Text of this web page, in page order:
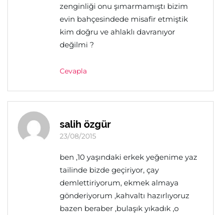
zenginliği onu şımarmamıştı bizim
evin bahçesindede misafir etmiştik
kim doğru ve ahlaklı davranıyor
değilmi ?
Cevapla
salih özgür
23/08/2015
ben ,10 yaşındaki erkek yeğenime yaz
tailinde bizde geçiriyor, çay
demlettiriyorum, ekmek almaya
gönderiyorum ,kahvaltı hazırlıyoruz
bazen beraber ,bulaşık yıkadık ,o